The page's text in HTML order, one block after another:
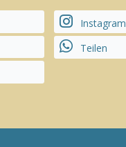
Instagram
Teilen